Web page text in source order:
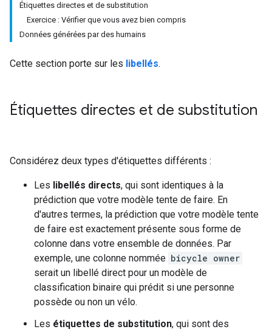
Étiquettes directes et de substitution
Exercice : Vérifier que vous avez bien compris
Données générées par des humains
Cette section porte sur les libellés.
Étiquettes directes et de substitution
Considérez deux types d'étiquettes différents :
Les libellés directs, qui sont identiques à la
prédiction que votre modèle tente de faire. En
d'autres termes, la prédiction que votre modèle tente
de faire est exactement présente sous forme de
colonne dans votre ensemble de données. Par
exemple, une colonne nommée bicycle owner
serait un libellé direct pour un modèle de
classification binaire qui prédit si une personne
possède ou non un vélo.
Les étiquettes de substitution, qui sont des